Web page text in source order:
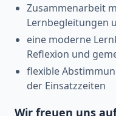
Zusammenarbeit
Lernbegleitungen
eine moderne
Reflexion und
flexible
der Einsatzzeiten
Wir freuen uns